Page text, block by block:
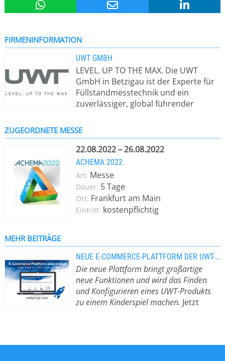
FIRMENINFORMATION
UWT GMBH
LEVEL. UP TO THE MAX. Die UWT
GmbH in Betzigau ist der Experte für
Füllstandmesstechnik und ein
zuverlässiger, global führender
messgenaue Erfassung von
Füllständen und Grenzständen in
Siloanlagen und
materialverarbeitenden Prozessen in
verschiedensten Branchen. Ganz
gleich, ob Schüttgut, Feststoffe,
Flüssigkeiten, Pasten oder Schäume.
UWT gilt mit Produktlinien wie
Rotonivo®, Vibranivo® oder
jeder Anwendung. Mit zwei
Produktionsstätten in Betzigau und
auf Malta sowie weiteren Standorten
u.a. in den USA, China, Indien,
Brasilien, Mexiko, Großbritannien,
Spanien und Polen wurden
Füllstandmessung auf höchstem
ZUGEORDNETE MESSE
22.08.2022 – 26.08.2022
ACHEMA 2022
Art: Messe
Dauer: 5 Tage
Ort: Frankfurt am Main
Eintritt: kostenpflichtig
MEHR BEITRÄGE
NEUE E-COMMERCE-PLATTFORM DER UWT-PRODUKTE
Die neue Plattform bringt großartige
neue Funktionen und wird das Finden
und Konfigurieren eines UWT-Produkts
zu einem Kinderspiel machen. Jetzt
E-Commerce-Plattform rocken -